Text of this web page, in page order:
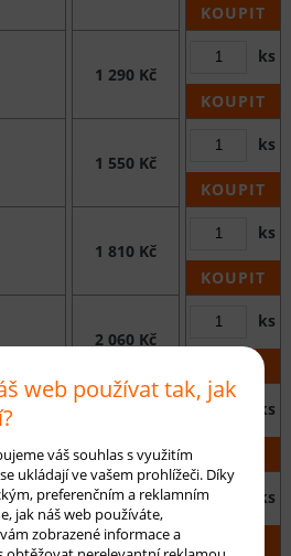
KOUPIT
1 290 Kč
ks
KOUPIT
1 550 Kč
ks
KOUPIT
1 810 Kč
ks
KOUPIT
2 060 Kč
ks
KOUPIT
ks
1 030 Kč
ks
web používat tak, jak
váš souhlas s využitím
ukládají ve vašem prohlížeči. Díky
preferenčním a reklamním
jak náš web používáte,
zobrazené informace a